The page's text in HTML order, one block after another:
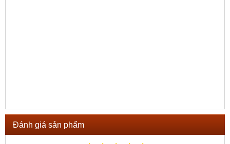
Đánh giá sản phẩm